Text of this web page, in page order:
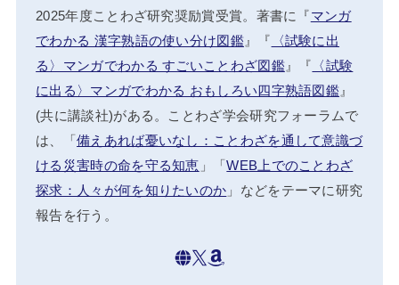
2025年度ことわざ研究奨励賞受賞。著書に『マンガ
でわかる 漢字熟語の使い分け図鑑』『 〈試験に出
る〉マンガでわかる すごいことわざ図鑑』『 〈試験
に出る〉マンガでわかる おもしろい四字熟語図鑑』
(共に講談社)がある。ことわざ学会研究フォーラムで
は、「備えあれば憂いなし：ことわざを通して意識づ
ける災害時の命を守る知恵 」「WEB上でのことわざ
探求：人々が何を知りたいのか 」などをテーマに研究
報告を行う。